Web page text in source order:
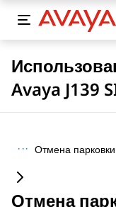
Avaya J139
··· Отмена
Отмена